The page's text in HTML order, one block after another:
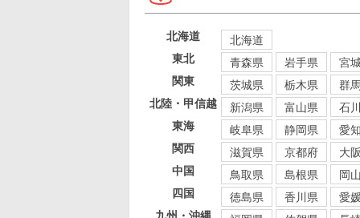
北海道
北海道
東北
青森県 岩手県 宮
関東
茨城県 栃木県 群
北陸・甲信越
新潟県 富山県 石
東海
岐阜県 静岡県 愛
関西
滋賀県 京都府 大
中国
鳥取県 島根県 岡
四国
徳島県 香川県 愛